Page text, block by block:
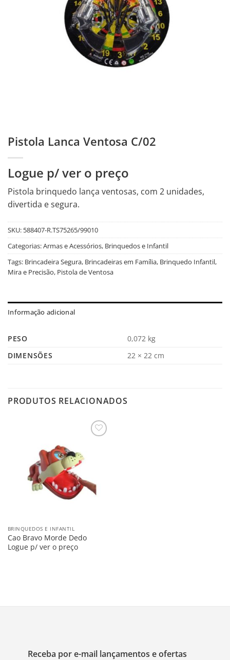
Pistola Lanca Ventosa C/02
Logue p/ ver o preço
Pistola brinquedo lança ventosas, com 2 unidades,
divertida e segura.
SKU: 588407-R.TS75265/99010
Categorias:Armas e Acessórios, Brinquedos e Infantil
Tags: Brincadeira Segura, Brincadeiras em Família, Brinquedo Infantil,
Mira e Precisão, Pistola de Ventosa
Informação adicional
PESO
0,072 kg
DIMENSÕES
22 × 22 cm
PRODUTOS RELACIONADOS
BRINQUEDOS E INFANTIL
Cao Bravo Morde Dedo
Logue p/ ver o preço
Receba por e-mail lançamentos e ofertas